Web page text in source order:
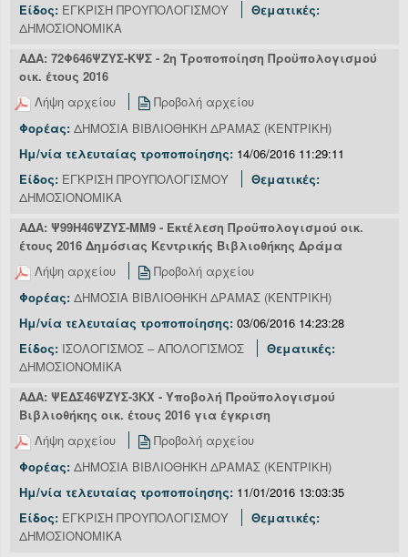
Είδος: ΕΓΚΡΙΣΗ ΠΡΟΥΠΟΛΟΓΙΣΜΟΥ
Θεματικές:
ΔΗΜΟΣΙΟΝΟΜΙΚΑ
ΑΔΑ: 72Φ646ΨΖΥΣ-ΚΨΣ - 2η Τροποποίηση Προϋπολογισμού
οικ. έτους 2016
Λήψη αρχείου
Προβολή αρχείου
Φορέας: ΔΗΜΟΣΙΑ ΒΙΒΛΙΟΘΗΚΗ ΔΡΑΜΑΣ (ΚΕΝΤΡΙΚΗ)
Ημ/νία τελευταίας τροποποίησης: 14/06/2016 11:29:11
Είδος: ΕΓΚΡΙΣΗ ΠΡΟΥΠΟΛΟΓΙΣΜΟΥ
Θεματικές:
ΔΗΜΟΣΙΟΝΟΜΙΚΑ
ΑΔΑ: Ψ99Η46ΨΖΥΣ-ΜΜ9 - Εκτέλεση Προϋπολογισμού οικ.
έτους 2016 Δημόσιας Κεντρικής Βιβλιοθήκης Δράμα
Λήψη αρχείου
Προβολή αρχείου
Φορέας: ΔΗΜΟΣΙΑ ΒΙΒΛΙΟΘΗΚΗ ΔΡΑΜΑΣ (ΚΕΝΤΡΙΚΗ)
Ημ/νία τελευταίας τροποποίησης: 03/06/2016 14:23:28
Είδος: ΙΣΟΛΟΓΙΣΜΟΣ – ΑΠΟΛΟΓΙΣΜΟΣ
Θεματικές:
ΔΗΜΟΣΙΟΝΟΜΙΚΑ
ΑΔΑ: ΨΕΔΣ46ΨΖΥΣ-3ΚΧ - Υποβολή Προϋπολογισμού
Βιβλιοθήκης οικ. έτους 2016 για έγκριση
Λήψη αρχείου
Προβολή αρχείου
Φορέας: ΔΗΜΟΣΙΑ ΒΙΒΛΙΟΘΗΚΗ ΔΡΑΜΑΣ (ΚΕΝΤΡΙΚΗ)
Ημ/νία τελευταίας τροποποίησης: 11/01/2016 13:03:35
Είδος: ΕΓΚΡΙΣΗ ΠΡΟΥΠΟΛΟΓΙΣΜΟΥ
Θεματικές:
ΔΗΜΟΣΙΟΝΟΜΙΚΑ